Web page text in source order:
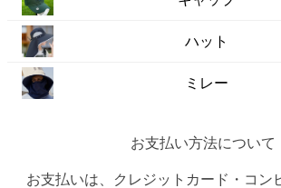
ハット
ミレー
お支払い方法について
お支払いは、クレジットカード・コン